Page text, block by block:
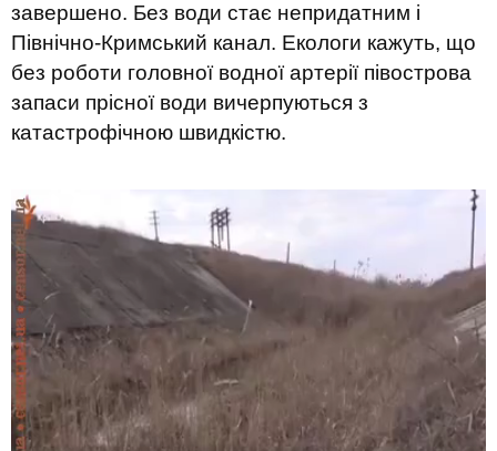
завершено. Без води стає непридатним і
Північно-Кримський канал. Екологи кажуть, що
без роботи головної водної артерії півострова
запаси прісної води вичерпуються з
катастрофічною швидкістю.